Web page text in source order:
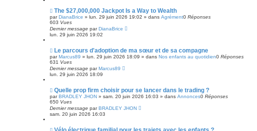
m
s
s
a
g
N
u
v
e
a
m
e
s
s
a
g
The $27,000,000 Jackpot Is a Way to Wealth
parDianaBrice » lun. 29 juin 2026 19:02 » dans Agrément0 Réponses
603 Vues
Dernier message parDianaBrice
lun. 29 juin 2026 19:02
N
u
v
e
a
m
e
s
s
a
g
Le parcours d'adoption de ma sœur et de sa compagne
parMarcus89 » lun. 29 juin 2026 18:09 » dans Nos enfants au quotidien0 Réponses
631 Vues
Dernier message parMarcus89
lun. 29 juin 2026 18:09
N
u
v
e
a
m
Quelle prop firm choisir pour se lancer dans le trading ?
parBRADLEY JHON » sam. 20 juin 2026 16:03 » dans Annonces0 Réponses
650 Vues
Dernier message parBRADLEY JHON
sam. 20 juin 2026 16:03
N